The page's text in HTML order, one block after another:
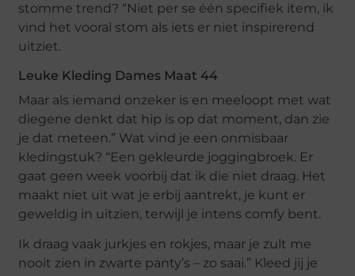
stomme trend? “Niet per se één specifiek item, ik
vind het vooral stom als iets er niet inspirerend
uitziet.
Leuke Kleding Dames Maat 44
Maar als iemand onzeker is en meeloopt met wat
diegene denkt dat hip is op dat moment, dan zie
je dat meteen.” Wat vind je een onmisbaar
kledingstuk? “Een gekleurde joggingbroek. Er
gaat geen week voorbij dat ik die niet draag. Het
maakt niet uit wat je erbij aantrekt, je kunt er
geweldig in uitzien, terwijl je intens comfy bent.
Ik draag vaak jurkjes en rokjes, maar je zult me
nooit zien in zwarte panty’s – zo saai.” Kleed jij je